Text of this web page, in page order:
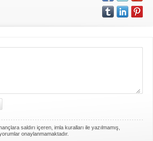
saldırı içeren, imla kuralları ile yazılmamış,
onaylanmamaktadır.